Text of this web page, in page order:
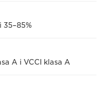
A i VCCI klasa A